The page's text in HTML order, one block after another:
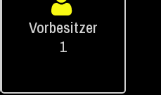
Vorbesitzer
1